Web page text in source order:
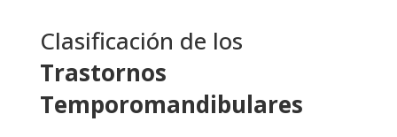
Clasificación de los
Trastornos
Temporomandibulares